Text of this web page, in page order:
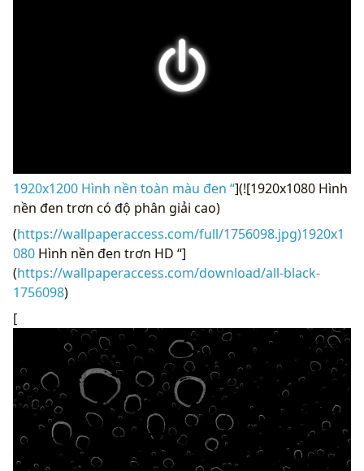
1920x1200 Hình nền toàn màu đen “](![1920x1080 Hình
nền đen trơn có độ phân giải cao)
(https://wallpaperaccess.com/full/1756098.jpg)1920x1
080 Hình nền đen trơn HD “]
(https://wallpaperaccess.com/download/all-black-
1756098)
[